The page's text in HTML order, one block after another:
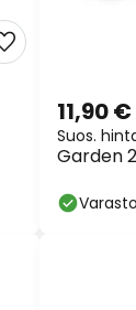
Garden
11,90 €
Suos.